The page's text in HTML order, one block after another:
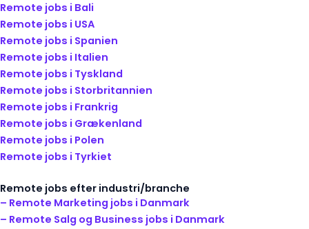
Remote jobs i Bali
Remote jobs i USA
Remote jobs i Spanien
Remote jobs i Italien
Remote jobs i Tyskland
Remote jobs i Storbritannien
Remote jobs i Frankrig
Remote jobs i Grækenland
Remote jobs i Polen
Remote jobs i Tyrkiet
Remote jobs efter industri/branche
– Remote Marketing jobs i Danmark
– Remote Salg og Business jobs i Danmark